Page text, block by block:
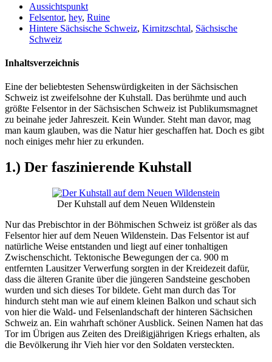
Aussichtspunkt
Felsentor, hey, Ruine
Hintere Sächsische Schweiz, Kirnitzschtal, Sächsische
Schweiz
Inhaltsverzeichnis
Eine der beliebtesten Sehenswürdigkeiten in der Sächsischen
Schweiz ist zweifelsohne der Kuhstall. Das berühmte und auch
größte Felsentor in der Sächsischen Schweiz ist Publikumsmagnet
zu beinahe jeder Jahreszeit. Kein Wunder. Steht man davor, mag
man kaum glauben, was die Natur hier geschaffen hat. Doch es gibt
noch einiges mehr hier zu erkunden.
1.) Der faszinierende Kuhstall
Der Kuhstall auf dem Neuen Wildenstein
Nur das Prebischtor in der Böhmischen Schweiz ist größer als das
Felsentor hier auf dem Neuen Wildenstein. Das Felsentor ist auf
natürliche Weise entstanden und liegt auf einer tonhaltigen
Zwischenschicht. Tektonische Bewegungen der ca. 900 m
entfernten Lausitzer Verwerfung sorgten in der Kreidezeit dafür,
dass die älteren Granite über die jüngeren Sandsteine geschoben
wurden und sich dieses Tor bildete. Geht man durch das Tor
hindurch steht man wie auf einem kleinen Balkon und schaut sich
von hier die Wald- und Felsenlandschaft der hinteren Sächsichen
Schweiz an. Ein wahrhaft schöner Ausblick. Seinen Namen hat das
Tor im Übrigen aus Zeiten des Dreißigjährigen Kriegs erhalten, als
die Bevölkerung ihr Vieh hier vor den Soldaten versteckten.